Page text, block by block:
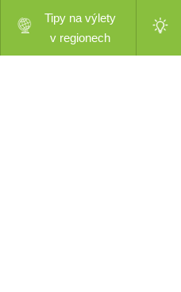
Tipy na výlety
v regionech